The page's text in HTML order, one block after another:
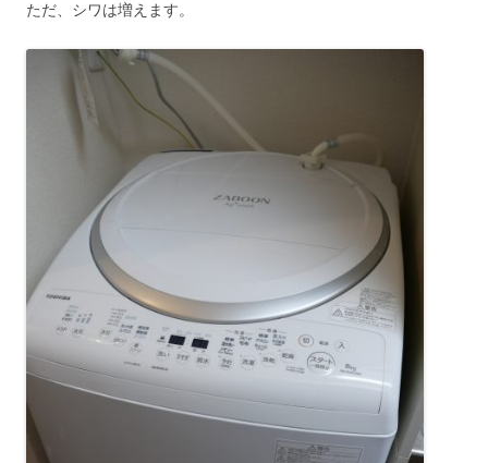
ただ、シワは増えます。